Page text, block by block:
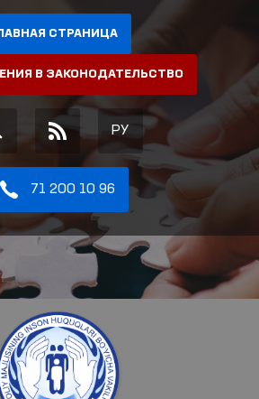
СТРАНИЦА
В ЗАКОНОДАТЕЛЬСТВО
РУ
71 200 10 96